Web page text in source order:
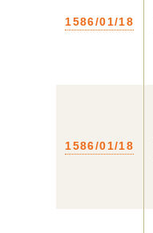
1586/01/18
1586/01/18